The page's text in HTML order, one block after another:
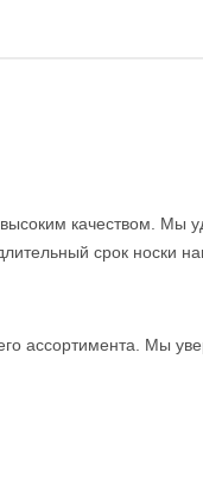
качеством. Мы
срок носки
ассортимента. Мы